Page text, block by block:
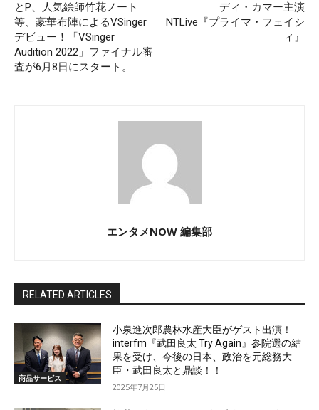
とP、人気絵師竹花ノート
等、豪華布陣によるVSinger
デビュー！「VSinger
Audition 2022」ファイナル審
査が6月8日にスタート。
ディ・カマー主演
NTLive『プライマ・フェイシ
ィ』
エンタメNOW 編集部
RELATED ARTICLES
商品サービス
小泉進次郎農林水産大臣がゲスト出演！
interfm『武田良太 Try Again』参院選の結
果を受け、今後の日本、政治を元総務大
臣・武田良太と鼎談！！
2025年7月25日